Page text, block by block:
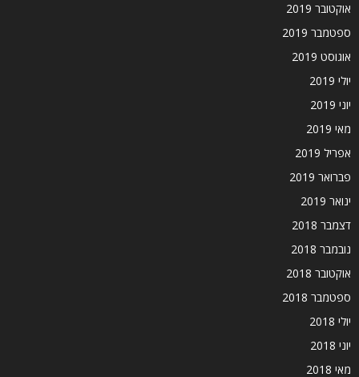
אוקטובר 2019
ספטמבר 2019
אוגוסט 2019
יולי 2019
יוני 2019
מאי 2019
אפריל 2019
פברואר 2019
ינואר 2019
דצמבר 2018
נובמבר 2018
אוקטובר 2018
ספטמבר 2018
יולי 2018
יוני 2018
מאי 2018